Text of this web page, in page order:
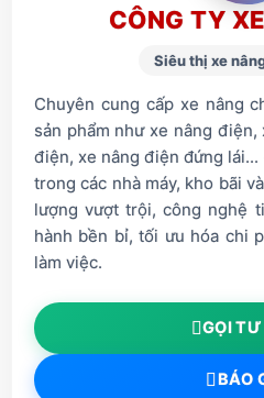
CÔNG TY
Siêu thị xe
Chuyên cung cấp xe nâng
sản phẩm như xe nâng
điện, xe nâng điện đứng
trong các nhà máy, kho bãi
lượng vượt trội, công nghệ
hành bền bỉ, tối ưu hóa chi
làm việc.
GỌI
BÁO